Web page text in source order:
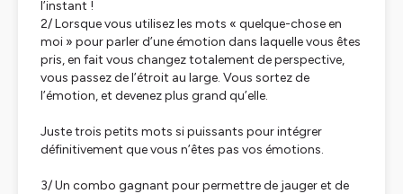
l’instant !
2/ Lorsque vous utilisez les mots « quelque-chose en
moi » pour parler d’une émotion dans laquelle vous êtes
pris, en fait vous changez totalement de perspective,
vous passez de l’étroit au large. Vous sortez de
l’émotion, et devenez plus grand qu’elle.
Juste trois petits mots si puissants pour intégrer
définitivement que vous n’êtes pas vos émotions.
3/ Un combo gagnant pour permettre de jauger et de